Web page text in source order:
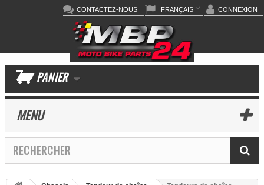
CONNEXION
FRANÇAIS
CONTACTEZ-NOUS
PANIER
MENU